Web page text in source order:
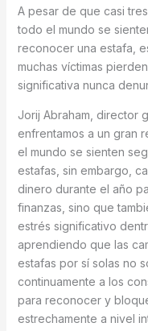
A pesar de que casi
todo el mundo se
reconocer una estafa,
muchas víctimas
significativa nunca
Jorij Abraham, director
enfrentamos a un gran
el mundo se sienten
estafas, sin embargo,
dinero durante el año
finanzas, sino que
estrés significativo
aprendiendo que las
estafas por sí solas no
continuamente a los
para reconocer y
estrechamente a nivel